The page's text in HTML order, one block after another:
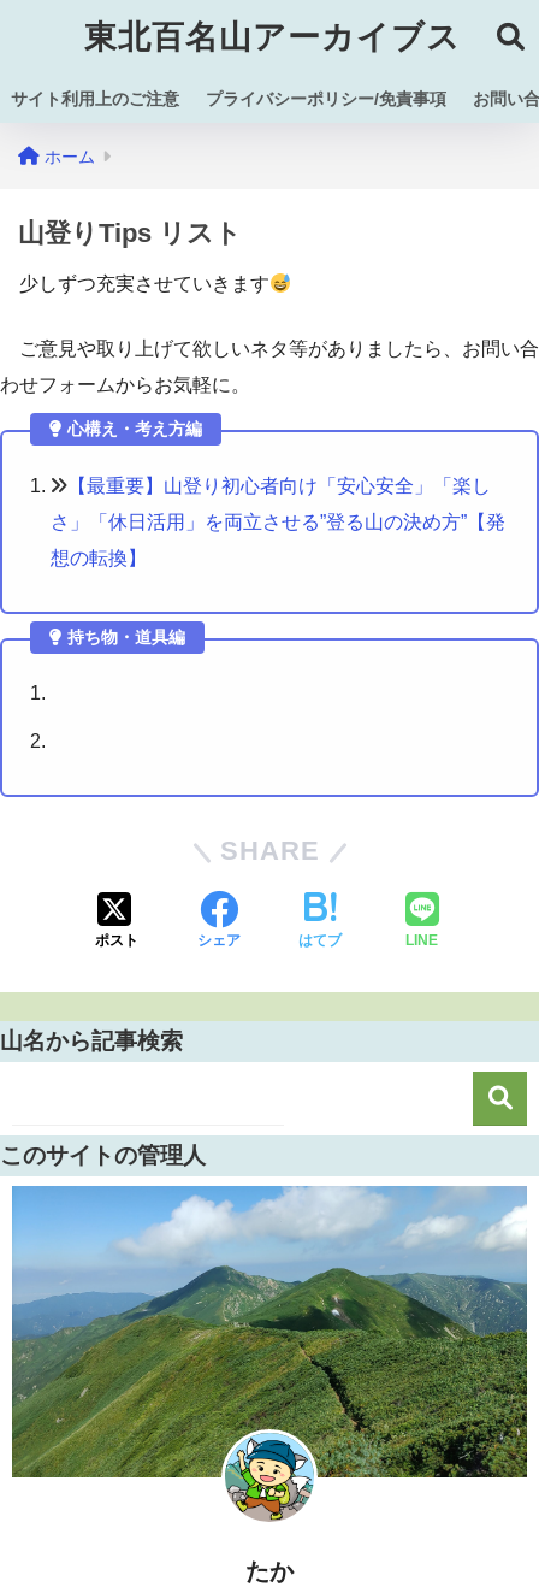
東北百名山アーカイブス
サイト利用上のご注意 プライバシーポリシー/免責事項 お問い
ホーム
山登りTips リスト
少しずつ充実させていきます
ご意見や取り上げて欲しいネタ等がありましたら、お問い合
わせフォームからお気軽に。
心構え・考え方編
【最重要】山登り初心者向け「安心安全」「楽し
さ」「休日活用」を両立させる”登る山の決め方”【発
想の転換】
持ち物・道具編
SHARE
ポスト シェア はてブ LINE
山名から記事検索
このサイトの管理人
たか